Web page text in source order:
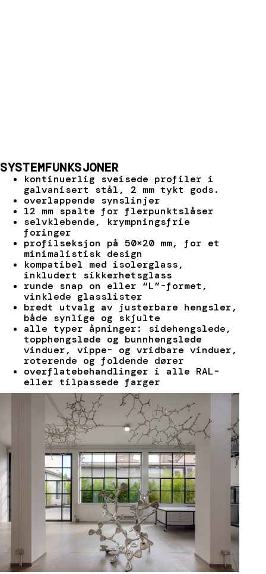
SYSTEMFUNKSJONER
kontinuerlig sveisede profiler i
galvanisert stål, 2 mm tykt gods.
overlappende synslinjer
12 mm spalte for flerpunktslåser
selvklebende, krympningsfrie
foringer
profilseksjon på 50×20 mm, for et
minimalistisk design
kompatibel med isolerglass,
inkludert sikkerhetsglass
runde snap on eller “L”-formet,
vinklede glasslister
bredt utvalg av justerbare hengsler,
både synlige og skjulte
alle typer åpninger: sidehengslede,
topphengslede og bunnhengslede
vinduer, vippe- og vridbare vinduer,
roterende og foldende dører
overflatebehandlinger i alle RAL-
eller tilpassede farger